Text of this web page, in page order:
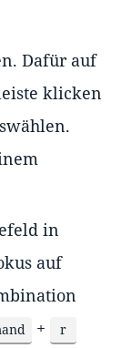
Dafür auf
klicken
in
auf
+ r